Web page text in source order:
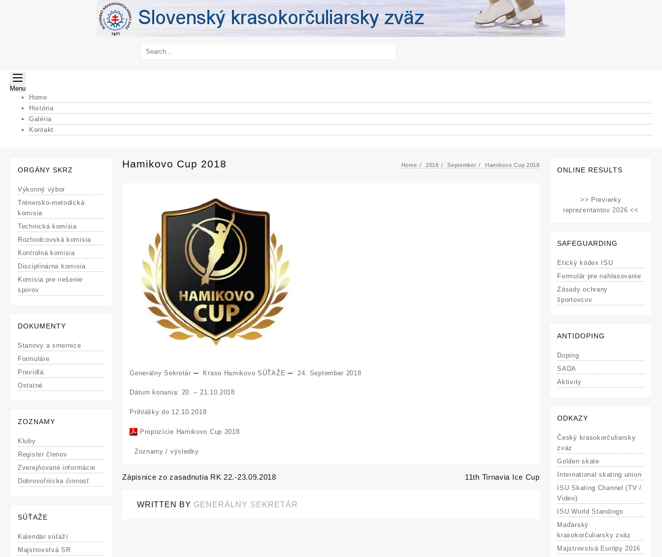
Menu
Home
História
Galéria
Kontakt
ORGÁNY SKRZ
Výkonný výbor
Trénersko-metodická
komisia
Technická komisia
Rozhodcovská komisia
Kontrolná komisia
Disciplinárna komisia
Komisia pre riešenie
sporov
DOKUMENTY
Stanovy a smernice
Formuláre
Pravidlá
Ostatné
ZOZNAMY
Kluby
Register členov
Zverejňované informácie
Dobrovoľnícka činnosť
SÚŤAŽE
Kalendár súťaží
Majstrovstvá SR
Hamikovo Cup 2018 Home 2018 September Hamikovo Cup 2018
Generálny Sekretár Kraso Hamikovo SÚŤAŽE 24. September 2018
Dátum konania: 20. – 21.10.2018
Prihlášky do 12.10.2018
Propozície Hamikovo Cup 2018
Zoznamy / výsledky
Post
Zápisnice zo zasadnutia RK 22.-23.09.2018 11th Tirnavia Ice Cup
WRITTEN BY GENERÁLNY SEKRETÁR
ONLINE RESULTS
>> Previerky
reprezentantov 2026 <<
SAFEGUARDING
Etický kódex ISU
Formulár pre nahlasovanie
Zásady ochrany
športovcov
ANTIDOPING
Doping
SADA
Aktivity
ODKAZY
Český krasokorčuliarsky
zväz
Golden skate
International skating union
ISU Skating Channel (TV /
Video)
ISU World Standings
Maďarský
krasokorčuliarsky zväz
Majstrovstvá Európy 2016